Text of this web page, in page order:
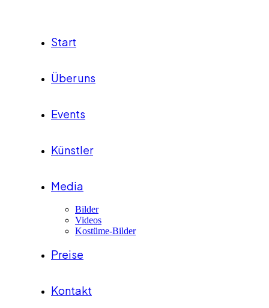
Start
Über uns
Events
Künstler
Media
Bilder
Videos
Kostüme-Bilder
Preise
Kontakt